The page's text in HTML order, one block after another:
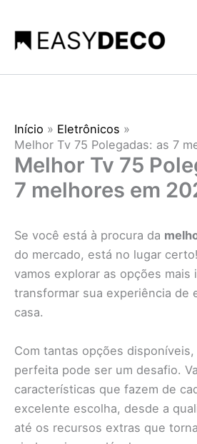
para
Início
Eletrônicos
Melhor Tv 75 Polegadas: as 7
Melhor Tv 75
7 melhores em
Se você está à procura da
do mercado, está no lugar
vamos explorar as opções mais
transformar sua experiência de
casa.
Com tantas opções
perfeita pode ser um desafio.
características que fazem de
excelente escolha, desde a
até os recursos extras que